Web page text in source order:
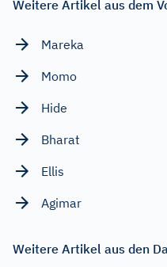
Weitere Artikel aus dem
Mareka
Momo
Hide
Bharat
Ellis
Agimar
Weitere Artikel aus den